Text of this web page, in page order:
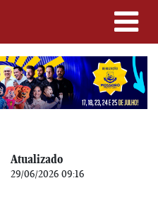
Atualizado
29/06/2026 09:16